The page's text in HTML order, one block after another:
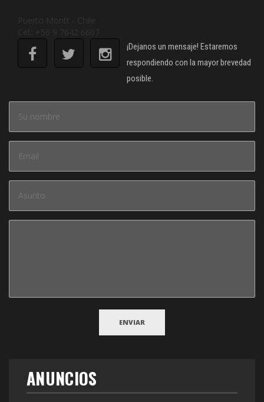
¡Dejanos un mensaje! Estaremos
respondiendo con la mayor brevedad
posible.
ANUNCIOS